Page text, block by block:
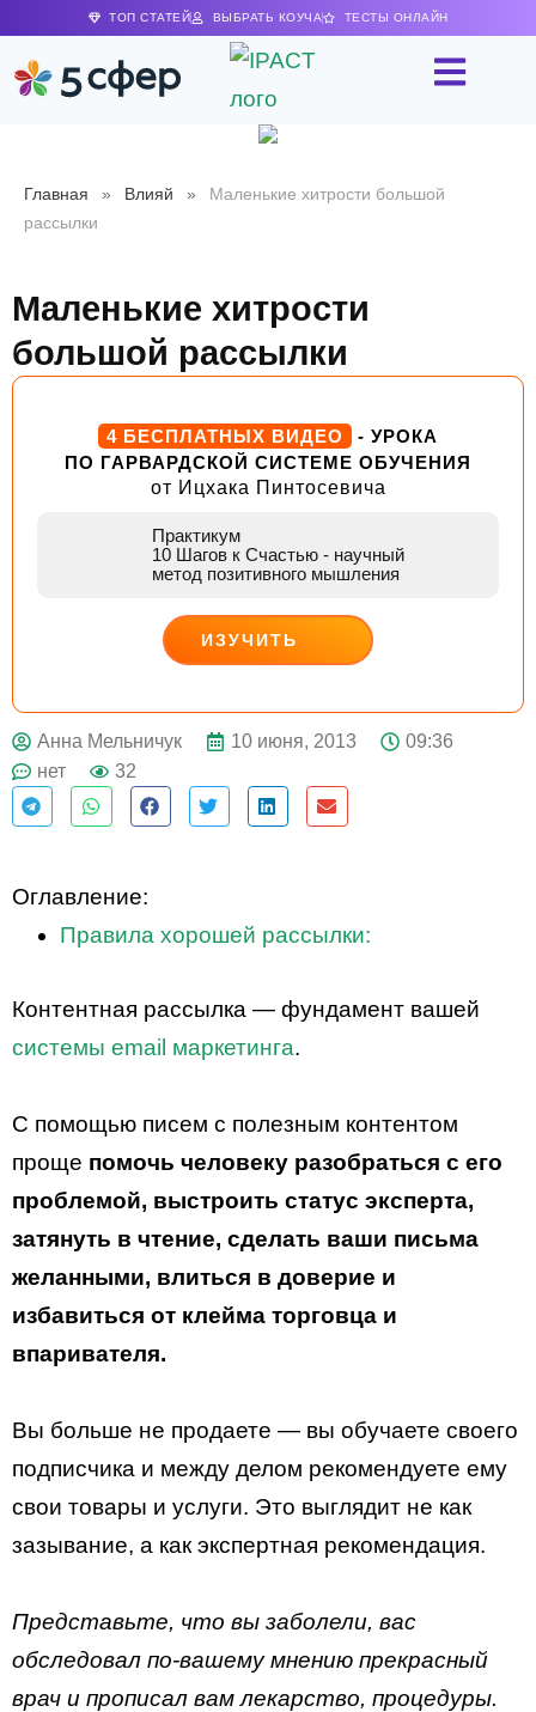
ТОП СТАТЕЙ ВЫБРАТЬ КОУЧА ТЕСТЫ ОНЛАЙН
Главная » Влияй »
Маленькие хитрости большой
рассылки
Маленькие хитрости
большой рассылки
4 БЕСПЛАТНЫХ ВИДЕО
- УРОКА
ПО ГАРВАРДСКОЙ СИСТЕМЕ ОБУЧЕНИЯ
от Ицхака Пинтосевича
Практикум
10 Шагов к Счастью - научный
метод позитивного мышления
ИЗУЧИТЬ
ДЕЙСТВУЙ
Анна Мельничук 10 июня, 2013
09:36
нет
32
Оглавление:
Правила хорошей рассылки:
Контентная рассылка — фундамент вашей
системы email маркетинга.
C помощью писем с полезным контентом
проще помочь человеку разобраться с его
проблемой, выстроить статус эксперта,
затянуть в чтение, сделать ваши письма
желанными, влиться в доверие и
избавиться от клейма торговца и
впаривателя.
Вы больше не продаете — вы обучаете своего
подписчика и между делом рекомендуете ему
свои товары и услуги. Это выглядит не как
зазывание, а как экспертная рекомендация.
Представьте, что вы заболели, вас
обследовал по-вашему мнению прекрасный
врач и прописал вам лекарство, процедуры.